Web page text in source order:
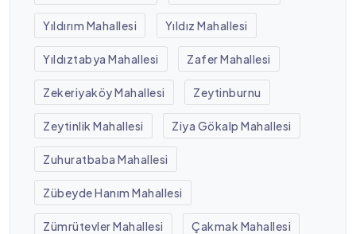
Yıldırım Mahallesi Yıldız Mahallesi
Yıldıztabya Mahallesi Zafer Mahallesi
Zekeriyaköy Mahallesi Zeytinburnu
Zeytinlik Mahallesi Ziya Gökalp Mahallesi
Zuhuratbaba Mahallesi
Zübeyde Hanım Mahallesi
Zümrütevler Mahallesi Çakmak Mahallesi